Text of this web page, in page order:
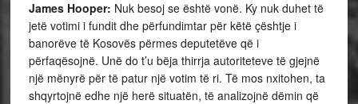
James Hooper: Nuk besoj se është vonë. Ky nuk duhet të
jetë votimi i fundit dhe përfundimtar për këtë çështje i
banorëve të Kosovës përmes deputetëve që i
përfaqësojnë. Unë do t’u bëja thirrja autoriteteve të gjejnë
një mënyrë për të patur një votim të ri. Të mos nxitohen, ta
shqyrtojnë edhe një herë situatën, të analizojnë dëmin që